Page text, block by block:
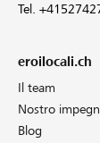
Tel.
eroilocali.ch
Il team
Nostro
Blog